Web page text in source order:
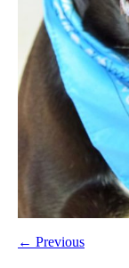
← Previous